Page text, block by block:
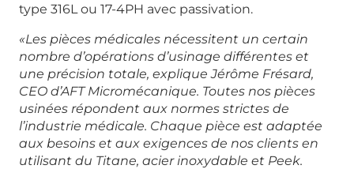
type 316L ou 17-4PH avec passivation.
«Les pièces médicales nécessitent un certain
nombre d’opérations d’usinage différentes et
une précision totale, explique Jérôme Frésard,
CEO d’AFT Micromécanique. Toutes nos pièces
usinées répondent aux normes strictes de
l’industrie médicale. Chaque pièce est adaptée
aux besoins et aux exigences de nos clients en
utilisant du Titane, acier inoxydable et Peek.